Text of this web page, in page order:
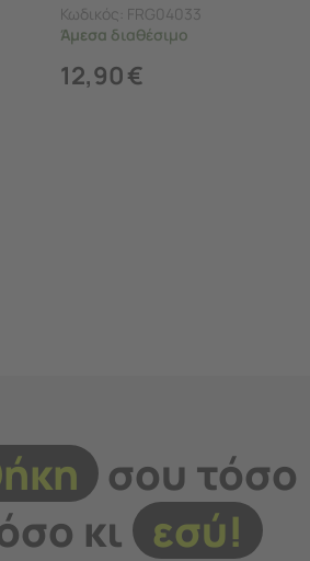
Κωδικός: FRG04033
Άμεσα διαθέσιμο
12,90€
σου τόσο
κι εσύ!